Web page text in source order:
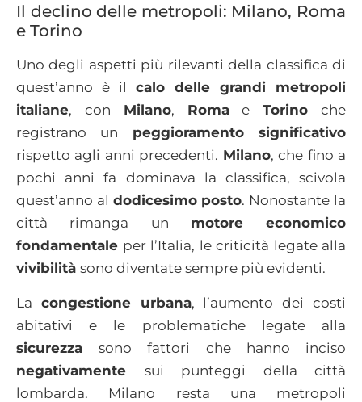
Il declino delle metropoli: Milano, Roma
e Torino
Uno degli aspetti più rilevanti della classifica di
quest’anno è il calo delle grandi metropoli
italiane, con Milano, RomaeTorino che
registrano un peggioramento significativo
rispetto agli anni precedenti. Milano, che fino a
pochi anni fa dominava la classifica, scivola
quest’anno al dodicesimo posto. Nonostante la
città rimanga un motore economico
fondamentale per l’Italia, le criticità legate alla
vivibilità sono diventate sempre più evidenti.
La congestione urbana, l’aumento dei costi
abitativi e le problematiche legate alla
sicurezzasono fattori che hanno inciso
negativamente sui punteggi della città
lombarda. Milano resta una metropoli